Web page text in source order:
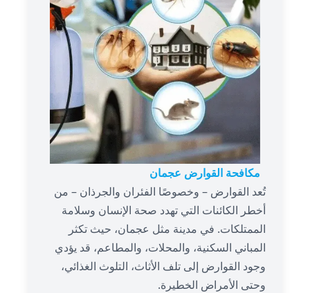
مكافحة القوارض عجمان
تُعد القوارض – وخصوصًا الفئران والجرذان – من
أخطر الكائنات التي تهدد صحة الإنسان وسلامة
الممتلكات. في مدينة مثل عجمان، حيث تكثر
المباني السكنية، والمحلات، والمطاعم، قد يؤدي
وجود القوارض إلى تلف الأثاث، التلوث الغذائي،
وحتى الأمراض الخطيرة.